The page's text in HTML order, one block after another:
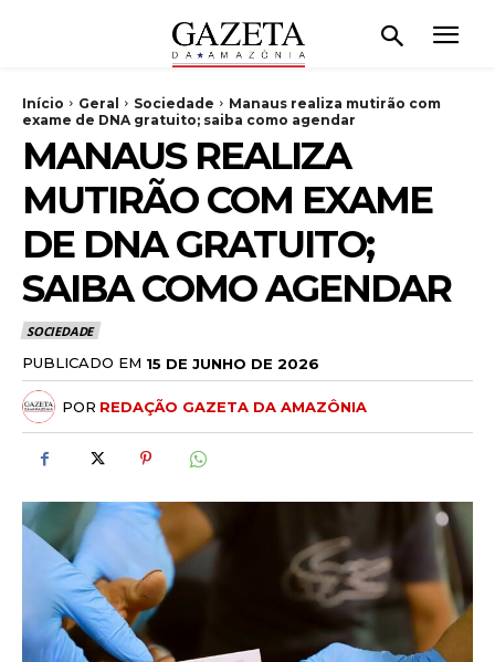
Início Geral Sociedade
Manaus realiza mutirão com
exame de DNA gratuito; saiba como agendar
MANAUS REALIZA
MUTIRÃO COM EXAME
DE DNA GRATUITO;
SAIBA COMO AGENDAR
SOCIEDADE
PUBLICADO EM 15 DE JUNHO DE 2026
POR REDAÇÃO GAZETA DA AMAZÔNIA